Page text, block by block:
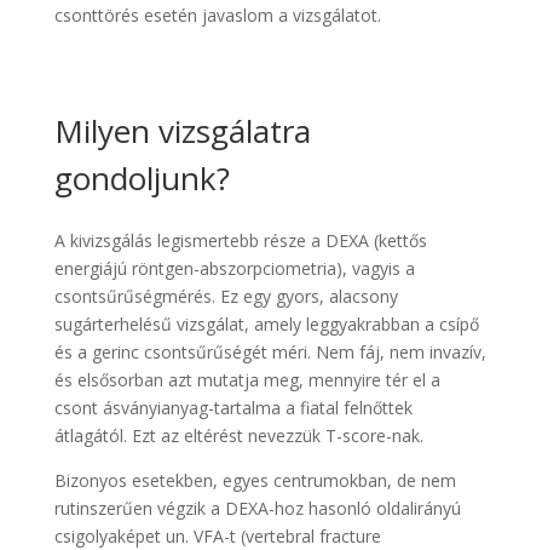
csonttörés esetén javaslom a vizsgálatot.
Milyen vizsgálatra
gondoljunk?
A kivizsgálás legismertebb része a DEXA (kettős
energiájú röntgen-abszorpciometria), vagyis a
csontsűrűségmérés. Ez egy gyors, alacsony
sugárterhelésű vizsgálat, amely leggyakrabban a csípő
és a gerinc csontsűrűségét méri. Nem fáj, nem invazív,
és elsősorban azt mutatja meg, mennyire tér el a
csont ásványianyag-tartalma a fiatal felnőttek
átlagától. Ezt az eltérést nevezzük T-score-nak.
Bizonyos esetekben, egyes centrumokban, de nem
rutinszerűen végzik a DEXA-hoz hasonló oldalirányú
csigolyaképet un. VFA-t (vertebral fracture